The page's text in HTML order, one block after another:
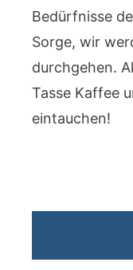
Bedürfnisse
Sorge, wir
durchgehen.
Tasse Kaffee
eintauchen!